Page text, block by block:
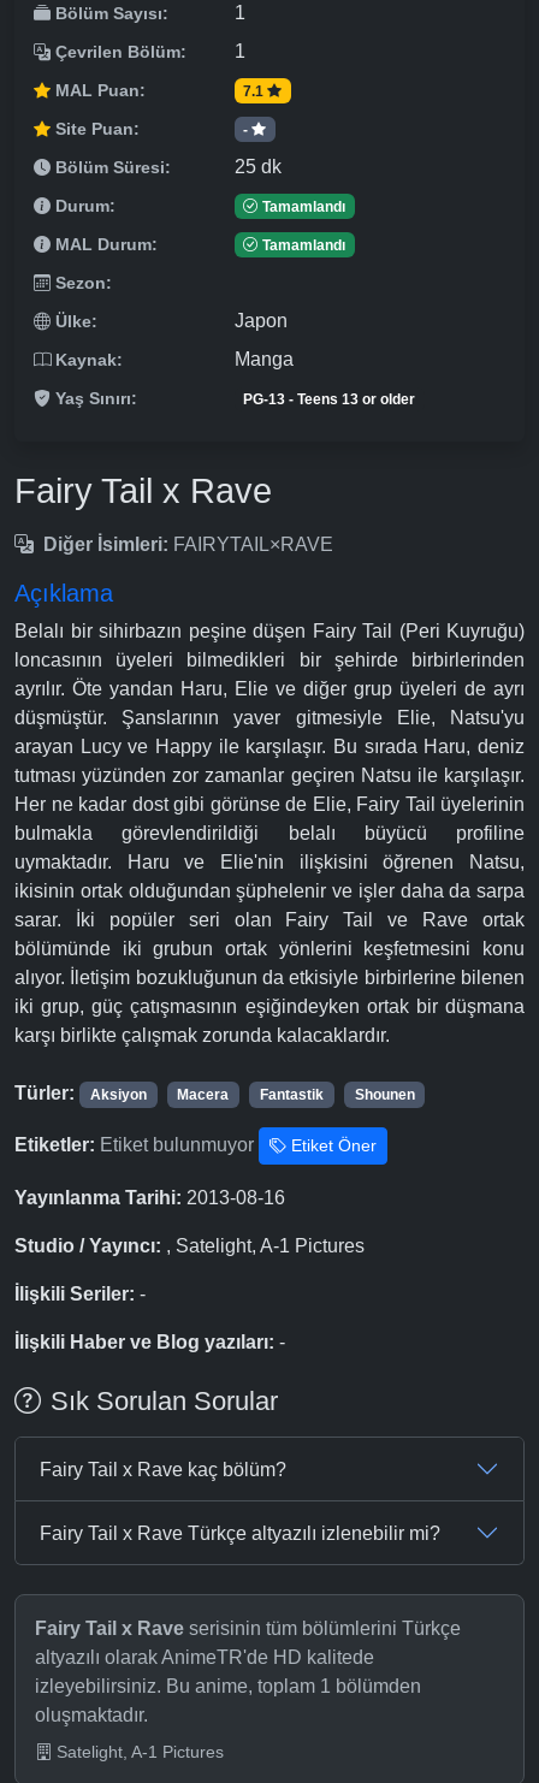
Bölüm Sayısı: 1
Çevrilen Bölüm: 1
MAL Puan: 7.1
Site Puan: -
Bölüm Süresi: 25 dk
Durum: Tamamlandı
MAL Durum: Tamamlandı
Sezon:
Ülke:
Japon
Kaynak: Manga
Yaş Sınırı: PG-13 - Teens 13 or older
Fairy Tail x Rave
Diğer İsimleri: FAIRYTAIL×RAVE
Açıklama
Belalı bir sihirbazın peşine düşen Fairy Tail (Peri Kuyruğu)
loncasının üyeleri bilmedikleri bir şehirde birbirlerinden
ayrılır. Öte yandan Haru, Elie ve diğer grup üyeleri de ayrı
düşmüştür. Şanslarının yaver gitmesiyle Elie, Natsu'yu
arayan Lucy ve Happy ile karşılaşır. Bu sırada Haru, deniz
tutması yüzünden zor zamanlar geçiren Natsu ile karşılaşır.
Her ne kadar dost gibi görünse de Elie, Fairy Tail üyelerinin
bulmakla görevlendirildiği belalı büyücü profiline
uymaktadır. Haru ve Elie'nin ilişkisini öğrenen Natsu,
ikisinin ortak olduğundan şüphelenir ve işler daha da sarpa
sarar. İki popüler seri olan Fairy Tail ve Rave ortak
bölümünde iki grubun ortak yönlerini keşfetmesini konu
alıyor. İletişim bozukluğunun da etkisiyle birbirlerine bilenen
iki grup, güç çatışmasının eşiğindeyken ortak bir düşmana
karşı birlikte çalışmak zorunda kalacaklardır.
Türler: Aksiyon Macera Fantastik Shounen
Etiketler: Etiket bulunmuyor Etiket Öner
Yayınlanma Tarihi: 2013-08-16
Studio / Yayıncı: , Satelight, A-1 Pictures
İlişkili Seriler: -
İlişkili Haber ve Blog yazıları: -
Sık Sorulan Sorular
Fairy Tail x Rave kaç bölüm?
Fairy Tail x Rave Türkçe altyazılı izlenebilir mi?
Fairy Tail x Rave serisinin tüm bölümlerini Türkçe
altyazılı olarak AnimeTR'de HD kalitede
izleyebilirsiniz. Bu anime, toplam 1 bölümden
oluşmaktadır.
Satelight, A-1 Pictures